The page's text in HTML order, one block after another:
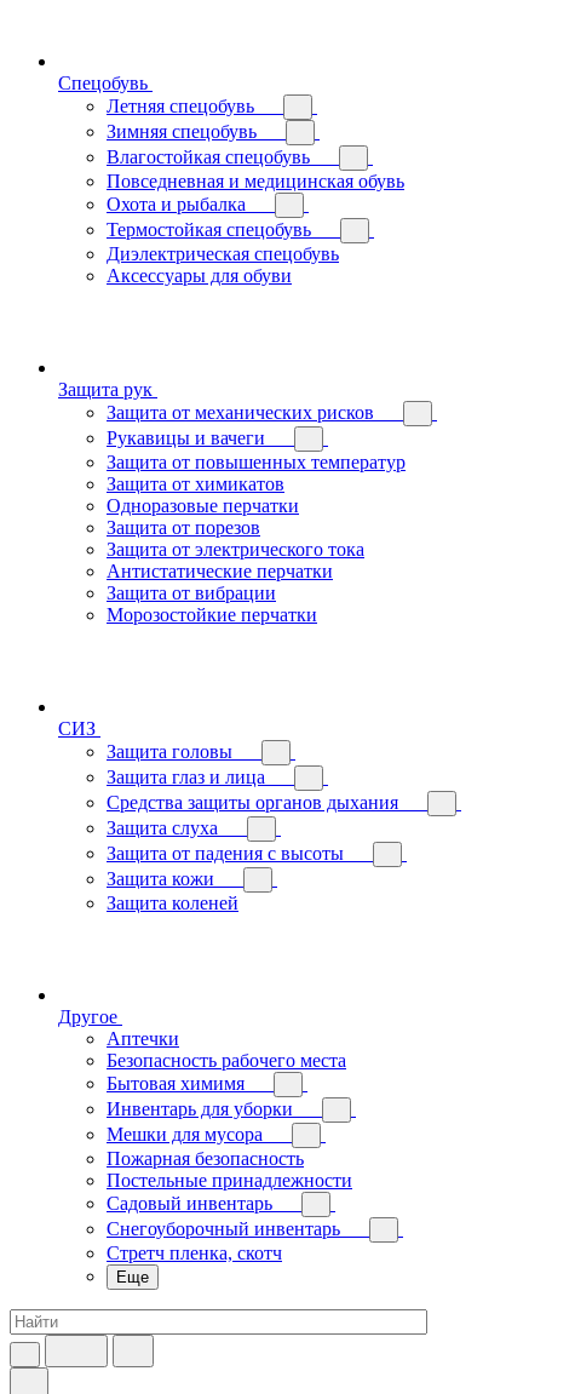
Спецобувь
Летняя спецобувь
Зимняя спецобувь
Влагостойкая спецобувь
Повседневная и медицинская обувь
Охота и рыбалка
Термостойкая спецобувь
Диэлектрическая спецобувь
Аксессуары для обуви
Защита рук
Защита от механических рисков
Рукавицы и вачеги
Защита от повышенных температур
Защита от химикатов
Одноразовые перчатки
Защита от порезов
Защита от электрического тока
Антистатические перчатки
Защита от вибрации
Морозостойкие перчатки
СИЗ
Защита головы
Защита глаз и лица
Средства защиты органов дыхания
Защита слуха
Защита от падения с высоты
Защита кожи
Защита коленей
Другое
Аптечки
Безопасность рабочего места
Бытовая химимя
Инвентарь для уборки
Мешки для мусора
Пожарная безопасность
Постельные принадлежности
Садовый инвентарь
Снегоуборочный инвентарь
Стретч пленка, скотч
Еще